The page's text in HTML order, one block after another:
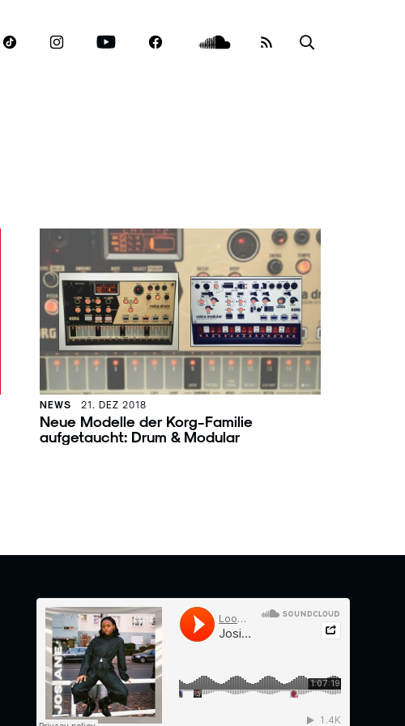
NEWS 21. DEZ 2018
Neue Modelle der Korg-Familie
aufgetaucht: Drum & Modular